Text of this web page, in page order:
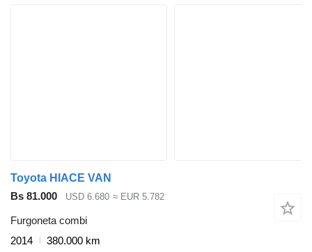
Toyota HIACE VAN
Bs 81.000
USD 6.680 ≈ EUR 5.782
Furgoneta combi
2014
380.000 km